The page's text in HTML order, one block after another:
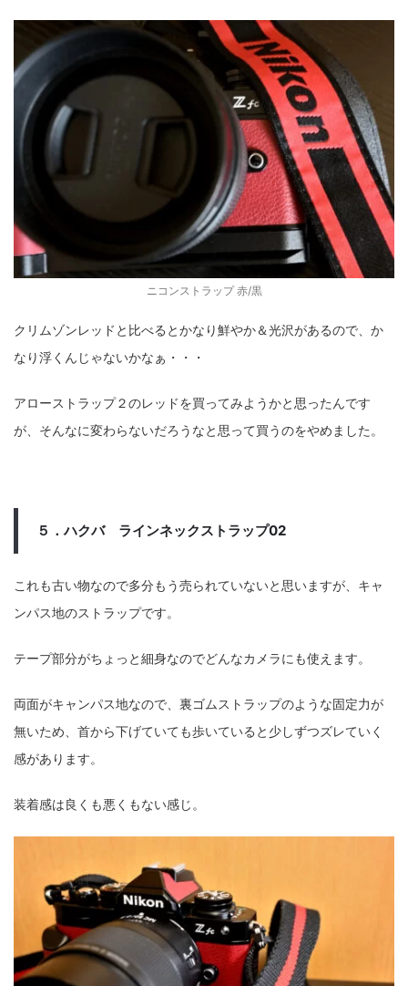
ニコンストラップ 赤/黒
クリムゾンレッドと比べるとかなり鮮やか＆光沢があるので、か
なり浮くんじゃないかなぁ・・・
アローストラップ２のレッドを買ってみようかと思ったんです
が、そんなに変わらないだろうなと思って買うのをやめました。
５．ハクバ ラインネックストラップ02
これも古い物なので多分もう売られていないと思いますが、キャ
ンパス地のストラップです。
テープ部分がちょっと細身なのでどんなカメラにも使えます。
両面がキャンパス地なので、裏ゴムストラップのような固定力が
無いため、首から下げていても歩いていると少しずつズレていく
感があります。
装着感は良くも悪くもない感じ。